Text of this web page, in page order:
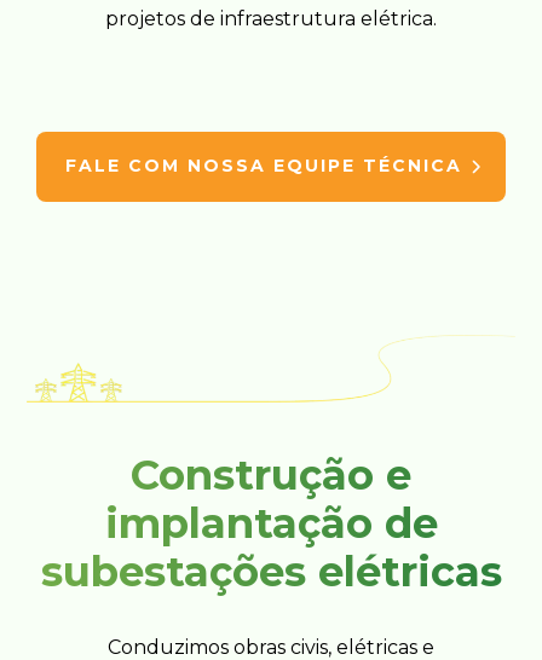
projetos de infraestrutura elétrica.
FALE COM NOSSA EQUIPE TÉCNICA
Construção e
implantação de
subestações elétricas
Conduzimos obras civis, elétricas e